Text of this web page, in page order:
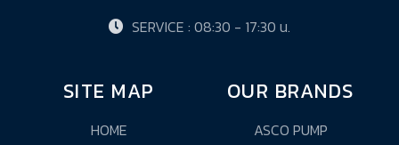
SERVICE : 08:30 - 17:30 น.
SITE MAP
HOME
OUR BRANDS
ASCO PUMP